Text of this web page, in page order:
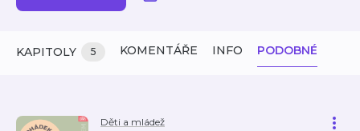
KAPITOLY 5 KOMENTÁŘE INFO PODOBNÉ
Děti a mládež